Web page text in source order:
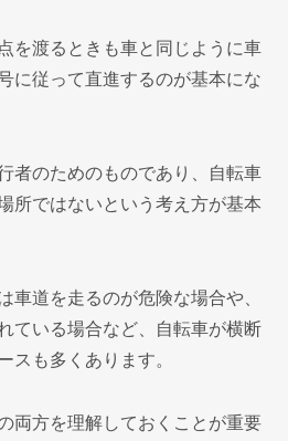
を渡るときも車と同じように車
に従って直進するのが基本にな
者のためのものであり、自転車
所ではないという考え方が基本
車道を走るのが危険な場合や、
ている場合など、自転車が横断
スも多くあります。
両方を理解しておくことが重要